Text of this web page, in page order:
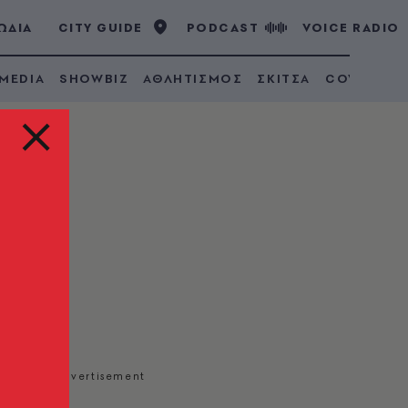
CITY GUIDE PODCAST VOICE RADIO
SHOWBIZ ΑΘΛΗΤΙΣΜΟΣ ΣΚΙΤΣΑ COVID 19